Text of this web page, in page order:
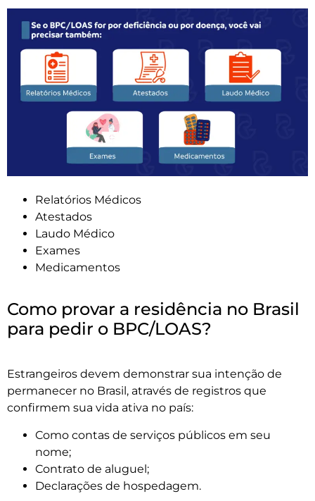
Relatórios Médicos
Atestados
Laudo Médico
Exames
Medicamentos
Como provar a residência no Brasil
para pedir o BPC/LOAS?
Estrangeiros devem demonstrar sua intenção de
permanecer no Brasil, através de registros que
confirmem sua vida ativa no país:
Como contas de serviços públicos em seu
nome;
Contrato de aluguel;
Declarações de hospedagem.